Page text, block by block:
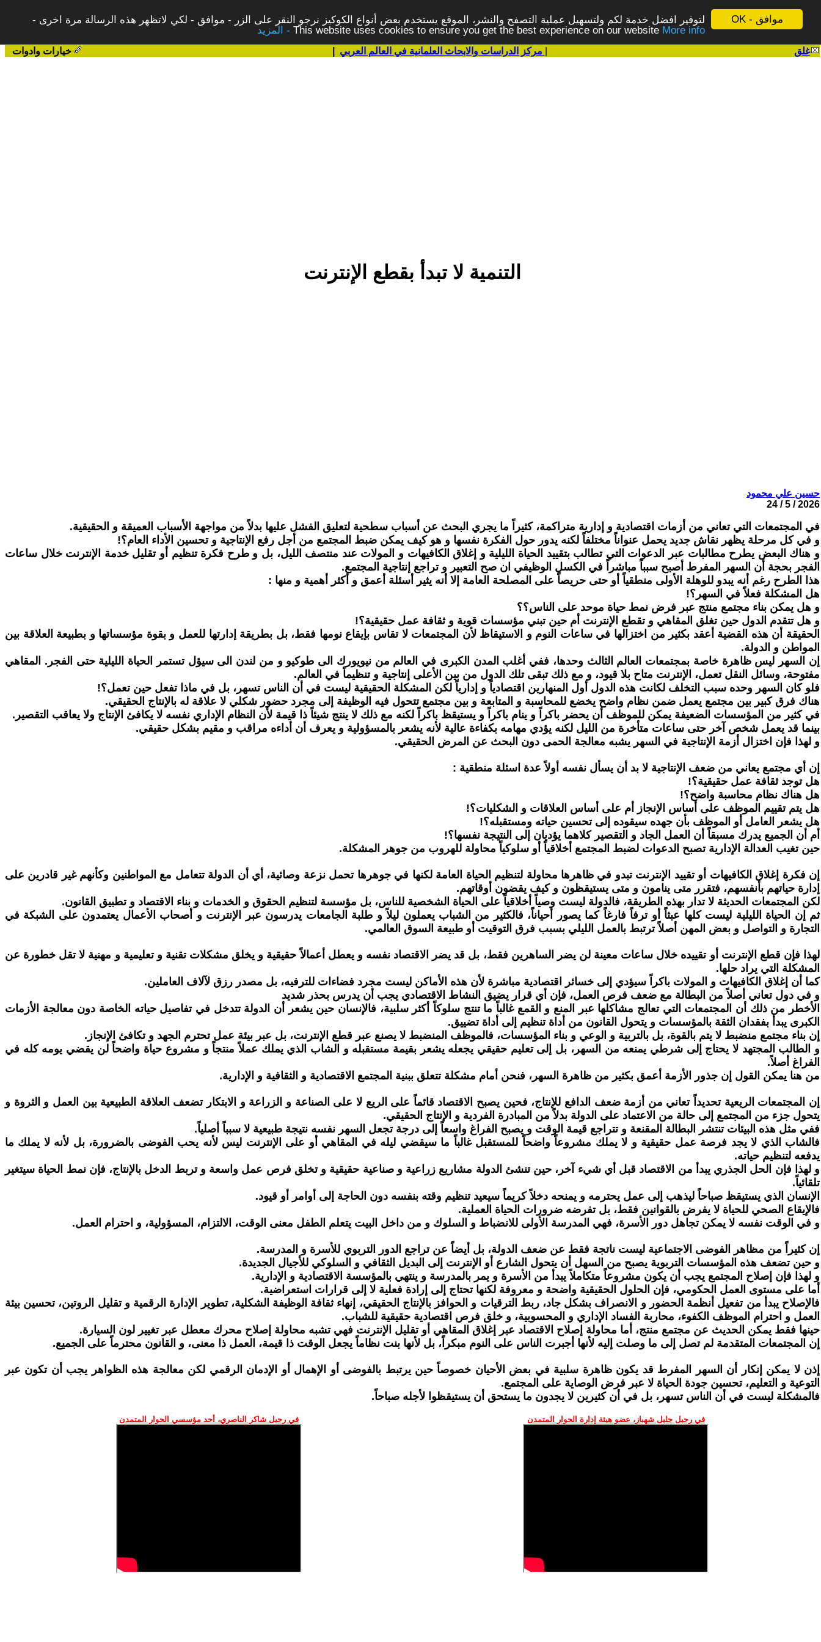
موافق - OK
لتوفير افضل خدمة لكم ولتسهيل عملية التصفح والنشر، الموقع يستخدم بعض أنواع الكوكيز نرجو النقر على الزر - موافق - لكي لاتظهر هذه الرسالة مرة اخرى -
This website uses cookies to ensure you get the best experience on our website More info - المزيد
غلق خيارات وادوات
التنمية لا تبدأ بقطع الإنترنت
حسين علي محمود
2026 / 5 / 24
في المجتمعات التي تعاني من أزمات اقتصادية و إدارية متراكمة، كثيراً ما يجري البحث عن أسباب سطحية لتعليق الفشل عليها بدلاً من مواجهة الأسباب العميقة و الحقيقية.
و في كل مرحلة يظهر نقاش جديد يحمل عنواناً مختلفاً لكنه يدور حول الفكرة نفسها و هو كيف يمكن ضبط المجتمع من أجل رفع الإنتاجية و تحسين الأداء العام؟!
و هناك البعض يطرح مطالبات عبر الدعوات التي تطالب بتقييد الحياة الليلية و إغلاق الكافيهات و المولات عند منتصف الليل، بل و طرح فكرة تنظيم أو تقليل خدمة الإنترنت خلال ساعات
الفجر بحجة أن السهر المفرط أصبح سبباً مباشراً في الكسل الوظيفي ان صح التعبير و تراجع إنتاجية المجتمع.
هذا الطرح رغم أنه يبدو للوهلة الأولى منطقياً أو حتى حريصاً على المصلحة العامة إلا أنه يثير أسئلة أعمق و أكثر أهمية و منها :
هل المشكلة فعلاً في السهر؟!
و هل يمكن بناء مجتمع منتج عبر فرض نمط حياة موحد على الناس؟؟
و هل تتقدم الدول حين تغلق المقاهي و تقطع الإنترنت أم حين تبني مؤسسات قوية و ثقافة عمل حقيقية؟!
الحقيقة أن هذه القضية أعقد بكثير من اختزالها في ساعات النوم و الاستيقاظ لأن المجتمعات لا تقاس بإيقاع نومها فقط، بل بطريقة إدارتها للعمل و بقوة مؤسساتها و بطبيعة العلاقة بين
المواطن و الدولة.
إن السهر ليس ظاهرة خاصة بمجتمعات العالم الثالث وحدها، ففي أغلب المدن الكبرى في العالم من نيويورك الى طوكيو و من لندن الى سيؤل تستمر الحياة الليلية حتى الفجر. المقاهي
مفتوحة، وسائل النقل تعمل، الإنترنت متاح بلا قيود، و مع ذلك تبقى تلك الدول من بين الأعلى إنتاجية و تنظيماً في العالم.
فلو كان السهر وحده سبب التخلف لكانت هذه الدول أول المنهارين اقتصادياً و إدارياً لكن المشكلة الحقيقية ليست في أن الناس تسهر، بل في ماذا تفعل حين تعمل؟!
هناك فرق كبير بين مجتمع يعمل ضمن نظام واضح يخضع للمحاسبة و المتابعة و بين مجتمع تتحول فيه الوظيفة إلى مجرد حضور شكلي لا علاقة له بالإنتاج الحقيقي.
في كثير من المؤسسات الضعيفة يمكن للموظف أن يحضر باكراً و ينام باكراً و يستيقظ باكراً لكنه مع ذلك لا ينتج شيئاً ذا قيمة لأن النظام الإداري نفسه لا يكافئ الإنتاج ولا يعاقب التقصير.
بينما قد يعمل شخص آخر حتى ساعات متأخرة من الليل لكنه يؤدي مهامه بكفاءة عالية لأنه يشعر بالمسؤولية و يعرف أن أداءه مراقب و مقيم بشكل حقيقي.
و لهذا فإن اختزال أزمة الإنتاجية في السهر يشبه معالجة الحمى دون البحث عن المرض الحقيقي.
إن أي مجتمع يعاني من ضعف الإنتاجية لا بد أن يسأل نفسه أولاً عدة اسئلة منطقية :
هل توجد ثقافة عمل حقيقية؟!
هل هناك نظام محاسبة واضح؟!
هل يتم تقييم الموظف على أساس الإنجاز أم على أساس العلاقات و الشكليات؟!
هل يشعر العامل أو الموظف بأن جهده سيقوده إلى تحسين حياته ومستقبله؟!
أم أن الجميع يدرك مسبقاً أن العمل الجاد و التقصير كلاهما يؤديان إلى النتيجة نفسها؟!
حين تغيب العدالة الإدارية تصبح الدعوات لضبط المجتمع أخلاقياً أو سلوكياً محاولة للهروب من جوهر المشكلة.
إن فكرة إغلاق الكافيهات أو تقييد الإنترنت تبدو في ظاهرها محاولة لتنظيم الحياة العامة لكنها في جوهرها تحمل نزعة وصائية، أي أن الدولة تتعامل مع المواطنين وكأنهم غير قادرين على
إدارة حياتهم بأنفسهم، فتقرر متى ينامون و متى يستيقظون و كيف يقضون أوقاتهم.
لكن المجتمعات الحديثة لا تدار بهذه الطريقة، فالدولة ليست وصياً أخلاقياً على الحياة الشخصية للناس، بل مؤسسة لتنظيم الحقوق و الخدمات و بناء الاقتصاد و تطبيق القانون.
ثم إن الحياة الليلية ليست كلها عبثاً أو ترفاً فارغاً كما يصور أحياناً، فالكثير من الشباب يعملون ليلاً و طلبة الجامعات يدرسون عبر الإنترنت و أصحاب الأعمال يعتمدون على الشبكة في
التجارة و التواصل و بعض المهن أصلاً ترتبط بالعمل الليلي بسبب فرق التوقيت أو طبيعة السوق العالمي.
لهذا فإن قطع الإنترنت أو تقييده خلال ساعات معينة لن يضر الساهرين فقط، بل قد يضر الاقتصاد نفسه و يعطل أعمالاً حقيقية و يخلق مشكلات تقنية و تعليمية و مهنية لا تقل خطورة عن
المشكلة التي يراد حلها.
كما أن إغلاق الكافيهات و المولات باكراً سيؤدي إلى خسائر اقتصادية مباشرة لأن هذه الأماكن ليست مجرد فضاءات للترفيه، بل مصدر رزق لآلاف العاملين.
و في دول تعاني أصلاً من البطالة مع ضعف فرص العمل، فإن أي قرار يضيق النشاط الاقتصادي يجب أن يدرس بحذر شديد
الأخطر من ذلك أن المجتمعات التي تعالج مشاكلها عبر المنع و القمع غالباً ما تنتج سلوكاً أكثر سلبية، فالإنسان حين يشعر أن الدولة تتدخل في تفاصيل حياته الخاصة دون معالجة الأزمات
الكبرى يبدأ بفقدان الثقة بالمؤسسات و يتحول القانون من أداة تنظيم إلى أداة تضييق.
إن بناء مجتمع منضبط لا يتم بالقوة، بل بالتربية و الوعي و بناء المؤسسات، فالموظف المنضبط لا يصنع عبر قطع الإنترنت، بل عبر بيئة عمل تحترم الجهد و تكافئ الإنجاز.
و الطالب المجتهد لا يحتاج إلى شرطي يمنعه من السهر، بل إلى تعليم حقيقي يجعله يشعر بقيمة مستقبله و الشاب الذي يملك عملاً منتجاً و مشروع حياة واضحاً لن يقضي يومه كله في
الفراغ أصلاً.
من هنا يمكن القول إن جذور الأزمة أعمق بكثير من ظاهرة السهر، فنحن أمام مشكلة تتعلق ببنية المجتمع الاقتصادية و الثقافية و الإدارية.
إن المجتمعات الريعية تحديداً تعاني من أزمة ضعف الدافع للإنتاج، فحين يصبح الاقتصاد قائماً على الريع لا على الصناعة و الزراعة و الابتكار تضعف العلاقة الطبيعية بين العمل و الثروة و
يتحول جزء من المجتمع إلى حالة من الاعتماد على الدولة بدلاً من المبادرة الفردية و الإنتاج الحقيقي.
ففي مثل هذه البيئات تنتشر البطالة المقنعة و تتراجع قيمة الوقت و يصبح الفراغ واسعاً إلى درجة تجعل السهر نفسه نتيجة طبيعية لا سبباً أصلياً.
فالشاب الذي لا يجد فرصة عمل حقيقية و لا يملك مشروعاً واضحاً للمستقبل غالباً ما سيقضي ليله في المقاهي أو على الإنترنت ليس لأنه يحب الفوضى بالضرورة، بل لأنه لا يملك ما
يدفعه لتنظيم حياته.
و لهذا فإن الحل الجذري يبدأ من الاقتصاد قبل أي شيء آخر، حين تنشئ الدولة مشاريع زراعية و صناعية حقيقية و تخلق فرص عمل واسعة و تربط الدخل بالإنتاج، فإن نمط الحياة سيتغير
تلقائياً.
الإنسان الذي يستيقظ صباحاً ليذهب إلى عمل يحترمه و يمنحه دخلاً كريماً سيعيد تنظيم وقته بنفسه دون الحاجة إلى أوامر أو قيود.
فالإيقاع الصحي للحياة لا يفرض بالقوانين فقط، بل تفرضه ضرورات الحياة العملية.
و في الوقت نفسه لا يمكن تجاهل دور الأسرة، فهي المدرسة الأولى للانضباط و السلوك و من داخل البيت يتعلم الطفل معنى الوقت، الالتزام، المسؤولية، و احترام العمل.
إن كثيراً من مظاهر الفوضى الاجتماعية ليست ناتجة فقط عن ضعف الدولة، بل أيضاً عن تراجع الدور التربوي للأسرة و المدرسة.
و حين تضعف هذه المؤسسات التربوية يصبح من السهل أن يتحول الشارع أو الإنترنت إلى البديل الثقافي و السلوكي للأجيال الجديدة.
و لهذا فإن إصلاح المجتمع يجب أن يكون مشروعاً متكاملاً يبدأ من الأسرة و يمر بالمدرسة و ينتهي بالمؤسسة الاقتصادية و الإدارية.
أما على مستوى العمل الحكومي، فإن الحلول الحقيقية واضحة و معروفة لكنها تحتاج إلى إرادة فعلية لا إلى قرارات استعراضية.
فالإصلاح يبدأ من تفعيل أنظمة الحضور و الانصراف بشكل جاد، ربط الترقيات و الحوافز بالإنتاج الحقيقي، إنهاء ثقافة الوظيفة الشكلية، تطوير الإدارة الرقمية و تقليل الروتين، تحسين بيئة
العمل و احترام الموظف الكفوء، محاربة الفساد الإداري و المحسوبية، و خلق فرص اقتصادية حقيقية للشباب.
حينها فقط يمكن الحديث عن مجتمع منتج، أما محاولة إصلاح الاقتصاد عبر إغلاق المقاهي أو تقليل الإنترنت فهي تشبه محاولة إصلاح محرك معطل عبر تغيير لون السيارة.
إن المجتمعات المتقدمة لم تصل إلى ما وصلت إليه لأنها أجبرت الناس على النوم مبكراً، بل لأنها بنت نظاماً يجعل الوقت ذا قيمة، العمل ذا معنى، و القانون محترماً على الجميع.
إذن لا يمكن إنكار أن السهر المفرط قد يكون ظاهرة سلبية في بعض الأحيان خصوصاً حين يرتبط بالفوضى أو الإهمال أو الإدمان الرقمي لكن معالجة هذه الظواهر يجب أن تكون عبر
التوعية و التعليم، تحسين جودة الحياة لا عبر فرض الوصاية على المجتمع.
فالمشكلة ليست في أن الناس تسهر، بل في أن كثيرين لا يجدون ما يستحق أن يستيقظوا لأجله صباحاً.
في رحيل جليل شهباز، عضو هيئة إدارة الحوار المتمدن في رحيل شاكر الناصري، أحد مؤسسي الحوار المتمدن